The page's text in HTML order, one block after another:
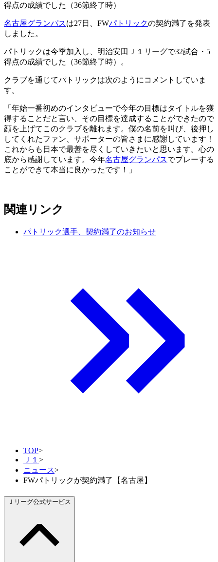
得点の成績でした（36節終了時）
名古屋グランパスは27日、FWパトリックの契約満了を発表
しました。
パトリックは今季加入し、明治安田Ｊ１リーグで32試合・5
得点の成績でした（36節終了時）。
クラブを通じてパトリックは次のようにコメントしていま
す。
「年始一番初めのインタビューで今年の目標はタイトルを獲
得することだと言い、その目標を達成することができたので
顔を上げてこのクラブを離れます。僕の名前を叫び、後押し
してくれたファン、サポーターの皆さまに感謝しています！
これからも日本で最善を尽くしていきたいと思います。心の
底から感謝しています。今年名古屋グランパスでプレーする
ことができて本当に良かったです！」
関連リンク
パトリック選手、契約満了のお知らせ
TOP>
Ｊ１ >
ニュース>
FWパトリックが契約満了【名古屋】
Ｊリーグ公式サービス